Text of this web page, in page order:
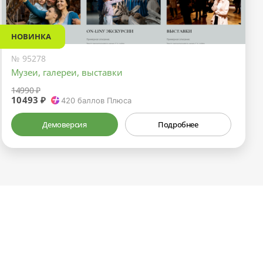
НОВИНКА
№ 95278
Музеи, галереи, выставки
14990 ₽
10493 ₽ 420баллов Плюса
Демоверсия Подробнее